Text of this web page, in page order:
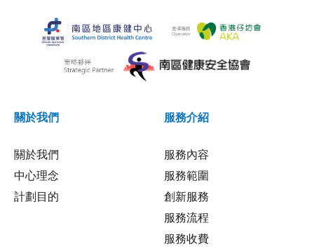
關於我們
關於我們
中心理念
計劃目的
服務介紹
服務內容
服務範圍
創新服務
服務流程
服務收費